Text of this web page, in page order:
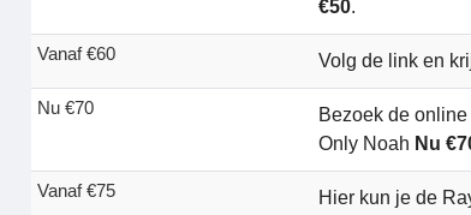
€50.
Vanaf €60 Volg de link en
Nu €70
Bezoek de
Only Noah Nu
Vanaf €75 Hier kun je de